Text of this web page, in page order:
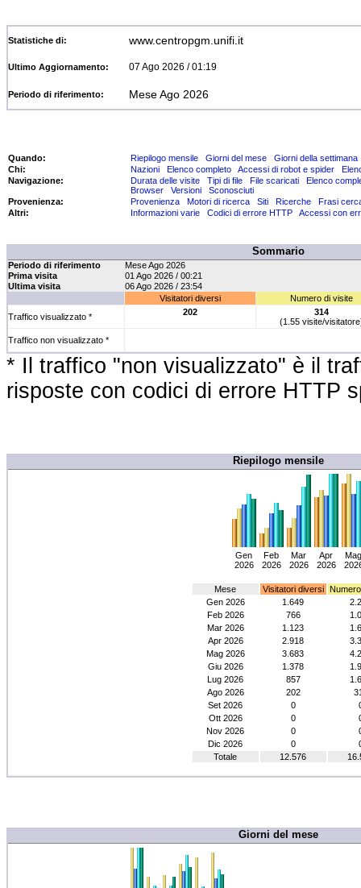
Statistiche di: www.centropgm.unifi.it
Ultimo Aggiornamento: 07 Ago 2026 / 01:19
Periodo di riferimento: Mese Ago 2026
Quando: Riepilogo mensile Giorni del mese
Giorni della settimana
Chi:
Nazioni Elenco completo Accessi di robot e spider
Navigazione:
Durata delle visite Tipi di file File scaricati
Elenco
Browser
Versioni
Sconosciuti
Provenienza:
Provenienza Motori di ricerca Siti Ricerche
Frasi
Altri:
Informazioni varie Codici di errore HTTP Accessi con
Sommario
Periodo di riferimento
Mese Ago 2026
Prima visita
01 Ago 2026 / 00:21
Ultima visita
06 Ago 2026 / 23:54
Visitatori diversi
Numero di visite
Traffico visualizzato *
202
314
(1.55 visite/
Traffico non visualizzato *
* Il traffico "non visualizzato" è il
risposte con codici di errore HTTP
Riepilogo mensile
Gen
2026
Feb
2026
Mar
2026
Apr
2026
Mag
Mese Visitatori diversi
Gen 2026
1.649
Feb 2026
766
Mar 2026
1.123
Apr 2026
2.918
Mag 2026
3.683
Giu 2026
1.378
Lug 2026
857
Ago 2026
202
Set 2026
0
Ott 2026
0
Nov 2026
0
Dic 2026
0
Totale
12.576
Giorni del mese